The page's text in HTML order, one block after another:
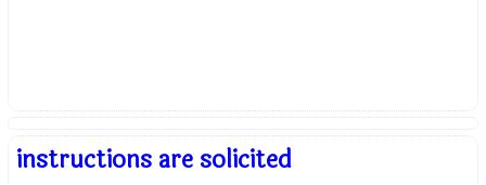
instructions are solicited